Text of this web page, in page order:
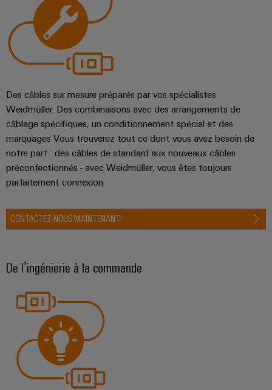
Des câbles sur mesure préparés par vos spécialistes
Weidmüller. Des combinaisons avec des arrangements de
câblage spécifiques, un conditionnement spécial et des
marquages Vous trouverez tout ce dont vous avez besoin de
notre part : des câbles de standard aux nouveaux câbles
préconfectionnés - avec Weidmüller, vous êtes toujours
parfaitement connexion.
CONTACTEZ-NOUS MAINTENANT!
De l’ingénierie à la commande